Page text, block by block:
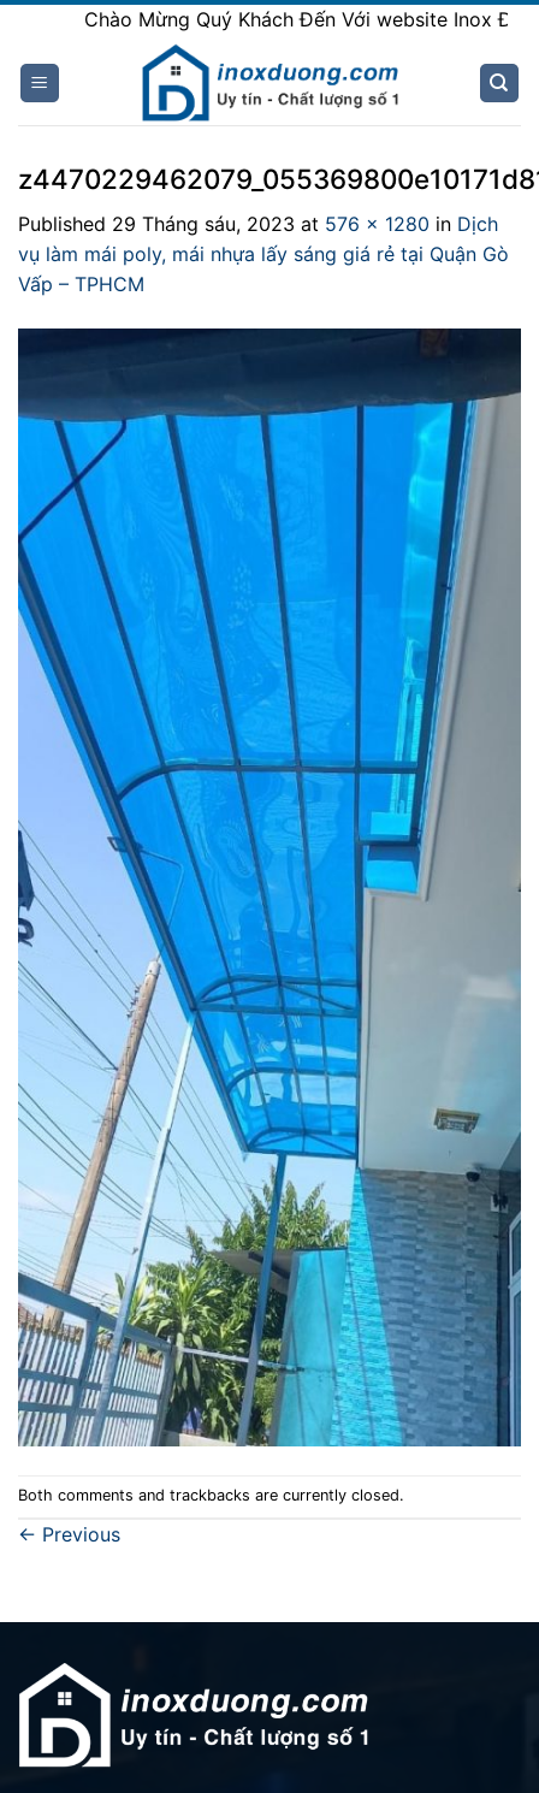
content
Chào Mừng Quý Khách Đến Với website Inox Đương
Published 29 Tháng sáu, 2023 at 576 × 1280 in Dịch
vụ làm mái poly, mái nhựa lấy sáng giá rẻ tại Quận Gò
Vấp – TPHCM
Both comments and trackbacks are currently closed.
← Previous